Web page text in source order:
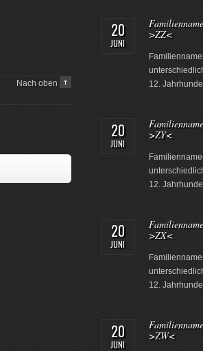
Nach oben
20
JUNI
>ZZ<
12.
20
JUNI
>ZY<
12.
20
JUNI
>ZX<
12.
20
JUNI
>ZW<